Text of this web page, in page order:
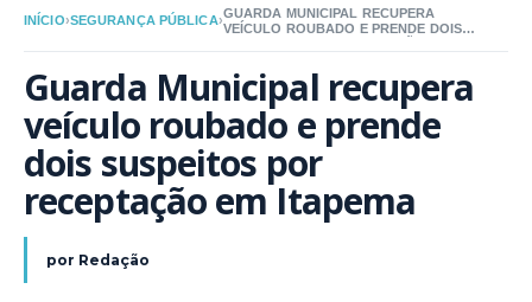
INÍCIO›SEGURANÇA PÚBLICA›
GUARDA MUNICIPAL RECUPERA
VEÍCULO ROUBADO E PRENDE DOIS
Guarda Municipal recupera
veículo roubado e prende
dois suspeitos por
receptação em Itapema
por Redação